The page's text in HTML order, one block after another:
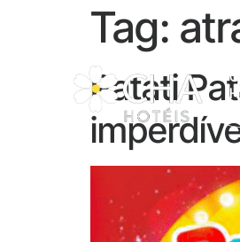
Tag:
Patati